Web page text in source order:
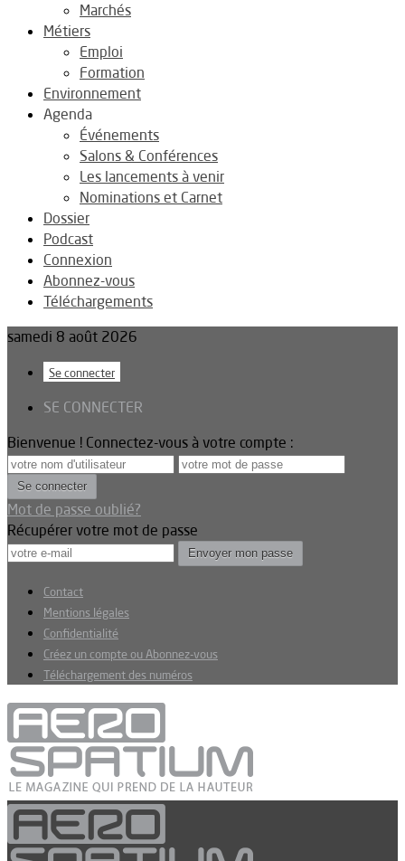
Marchés
Métiers
Emploi
Formation
Environnement
Agenda
Événements
Salons & Conférences
Les lancements à venir
Nominations et Carnet
Dossier
Podcast
Connexion
Abonnez-vous
Téléchargements
samedi 8 août 2026
Se connecter
SE CONNECTER
Bienvenue ! Connectez-vous à votre compte :
Mot de passe oublié?
Récupérer votre mot de passe
Contact
Mentions légales
Confidentialité
Créez un compte ou Abonnez-vous
Téléchargement des numéros